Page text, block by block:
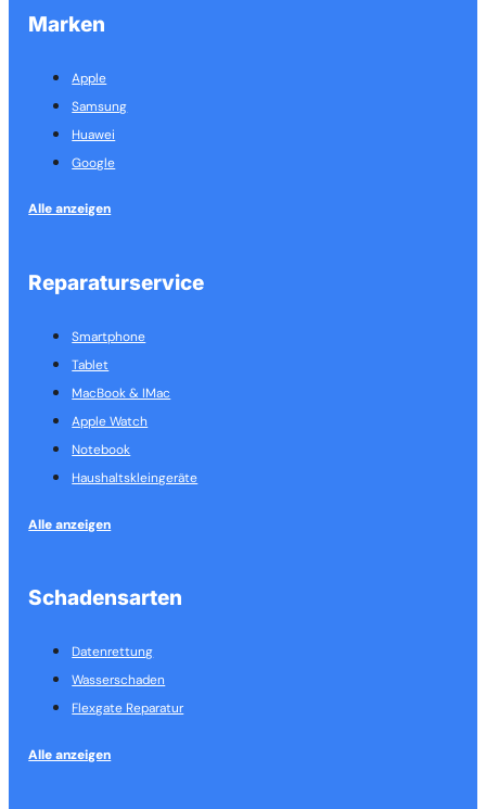
Marken
Apple
Samsung
Huawei
Google
Alle anzeigen
Reparaturservice
Smartphone
Tablet
MacBook & IMac
Apple Watch
Notebook
Haushalts­kleingeräte
Alle anzeigen
Schadensarten
Datenrettung
Wasserschaden
Flexgate Reparatur
Alle anzeigen